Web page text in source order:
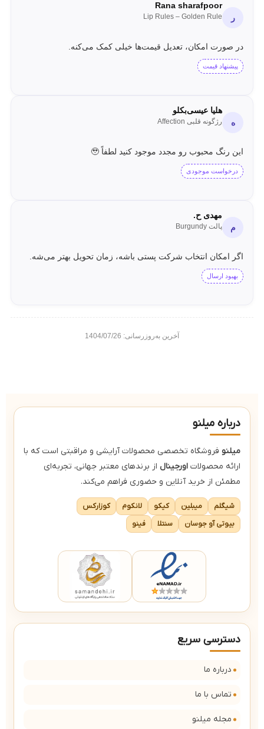
ر
Rana sharafpoor
Lip Rules – Golden Rule
در صورت امکان، تعدیل قیمت‌ها خیلی کمک می‌کنه.
پیشنهاد قیمت
ه
هلیا عیسی‌بکلو
رژگونه قلبی Affection
این رنگ محبوب رو مجدد موجود کنید لطفاً 🥹
درخواست موجودی
م
مهدی ح.
پالت Burgundy
اگر امکان انتخاب شرکت پستی باشه، زمان تحویل بهتر می‌شه.
بهبود ارسال
آخرین به‌روزرسانی: 1404/07/26
درباره میلنو
میلنو فروشگاه تخصصی محصولات آرایشی و مراقبتی است که با
ارائه محصولات اورجینال از برندهای معتبر جهانی، تجربه‌ای
مطمئن از خرید آنلاین و حضوری فراهم می‌کند.
شیگلم میبلین کیکو لانکوم
کوزارکس
بیوتی آو جوسان
سنتلا فینو
دسترسی سریع
درباره ما
تماس با ما
مجله میلنو